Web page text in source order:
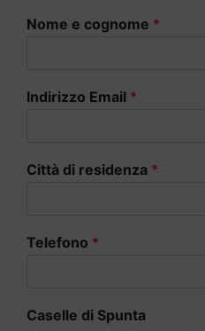
Nome e cognome *
Indirizzo Email *
Città di residenza *
Telefono *
Caselle di Spunta